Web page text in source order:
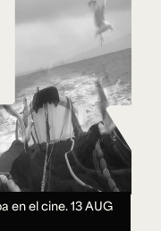
en el cine.13 AUG